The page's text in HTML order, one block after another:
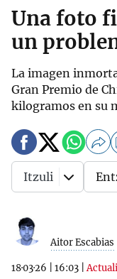
Una foto
un
La imagen
Gran Premio de
kilogramos en su
Aitor Escabias
18·03·26 16:03 |
Itzuli